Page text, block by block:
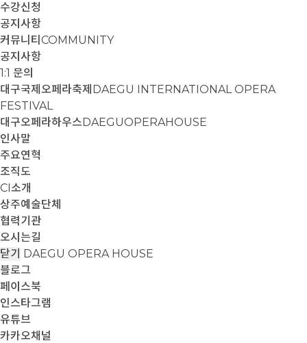
수강신청
공지사항
커뮤니티 COMMUNITY
공지사항
1:1 문의
대구국제오페라축제 DAEGU INTERNATIONAL OPERA
FESTIVAL
대구오페라하우스DAEGUOPERAHOUSE
인사말
주요연혁
조직도
CI소개
상주예술단체
협력기관
오시는길
닫기 DAEGU OPERA HOUSE
블로그
페이스북
인스타그램
유튜브
카카오채널